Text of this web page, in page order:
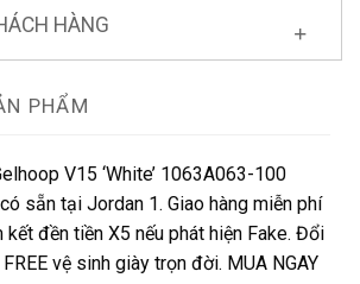
HÀNG
PHẨM
V15 ‘White’ 1063A063-100
sẵn tại Jordan 1. Giao hàng miễn phí
kết đền tiền X5 nếu phát hiện Fake. Đổi
vệ sinh giày trọn đời. MUA NGAY